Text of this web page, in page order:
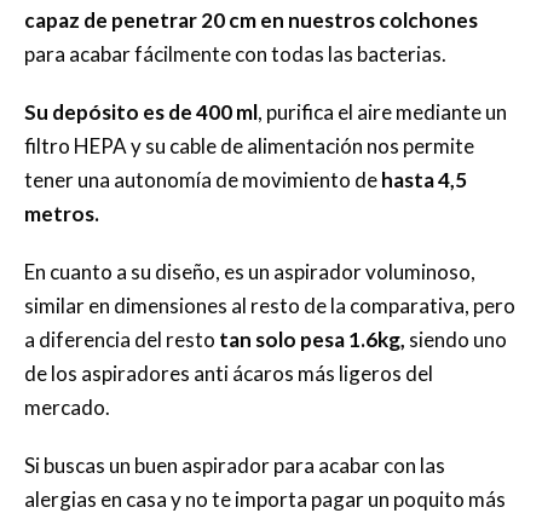
capaz de penetrar 20 cm en nuestros colchones
para acabar fácilmente con todas las bacterias.
Su depósito es de 400 ml, purifica el aire mediante un
filtro HEPA y su cable de alimentación nos permite
tener una autonomía de movimiento dehasta 4,5
metros.
En cuanto a su diseño, es un aspirador voluminoso,
similar en dimensiones al resto de la comparativa, pero
a diferencia del resto tan solo pesa 1.6kg, siendo uno
de los aspiradores anti ácaros más ligeros del
mercado.
Si buscas un buen aspirador para acabar con las
alergias en casa y no te importa pagar un poquito más